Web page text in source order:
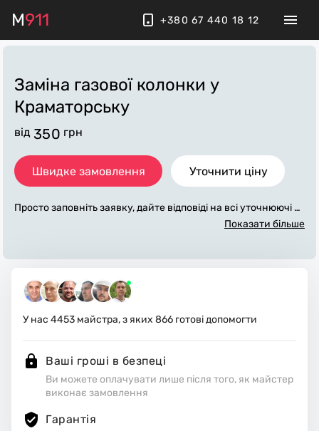
M911 +380 67 440 18 12
Заміна газової колонки у
Краматорську
від 350 грн
Швидке замовлення Уточнити ціну
Просто заповніть заявку, дайте відповіді на всі уточнюючі за
питання по «заміна газової колонки». Ми зв'яжемося з вам
али. Виконавці стежать за чистотою та прибирають робоче
місце.
Показати більше
У нас 4453 майстра, з яких 866 готові допомогти
Ваші гроші в безпеці
Ви можете оплачувати лише після того, як майстер
виконає замовлення
Гарантія